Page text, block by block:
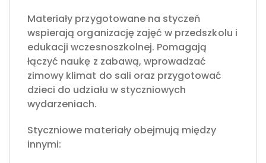
Materiały przygotowane na styczeń
wspierają organizację zajęć w przedszkolu i
edukacji wczesnoszkolnej. Pomagają
łączyć naukę z zabawą, wprowadzać
zimowy klimat do sali oraz przygotować
dzieci do udziału w styczniowych
wydarzeniach.
Styczniowe materiały obejmują między
innymi: